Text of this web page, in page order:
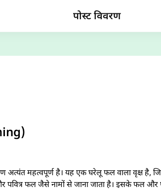
पोस्ट विवरण
महत्वपूर्ण है। यह एक घरेलू फल वाला वृक्ष है,
पवित्र फल जैसे नामों से जाना जाता है। इसके फल और